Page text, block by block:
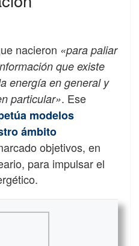
nacieron «para paliar
que existe
energía en general y
particular». Ese
modelos
ámbito
objetivos, en
para impulsar el